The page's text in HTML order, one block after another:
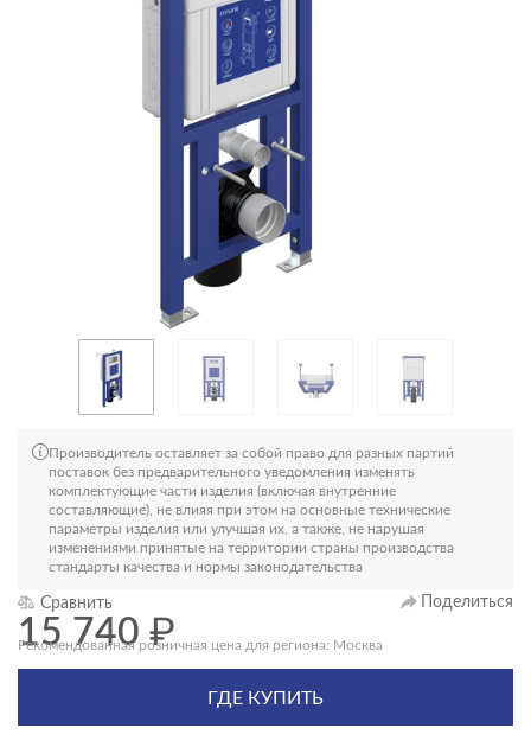
Производитель оставляет за собой право для разных партий
поставок без предварительного уведомления изменять
комплектующие части изделия (включая внутренние
составляющие), не влияя при этом на основные технические
параметры изделия или улучшая их, а также, не нарушая
изменениями принятые на территории страны производства
стандарты качества и нормы законодательства
Сравнить Поделиться
15 740₽
Рекомендованная розничная цена для региона: Москва
ГДЕ КУПИТЬ